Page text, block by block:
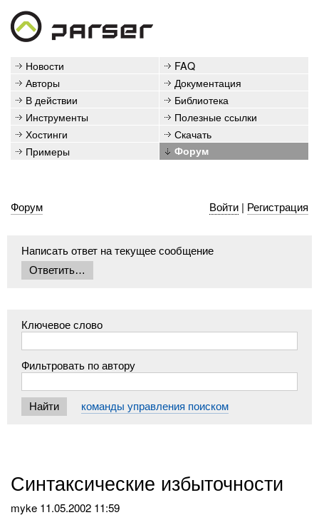
Новости
FAQ
Авторы
Документация
В действии
Библиотека
Инструменты
Полезные ссылки
Хостинги
Скачать
Примеры
Форум
Форум Войти| Регистрация
Написать ответ на текущее сообщение
Ключевое слово
Фильтровать по автору
команды управления поиском
Синтаксические избыточности
myke 11.05.2002 11:59